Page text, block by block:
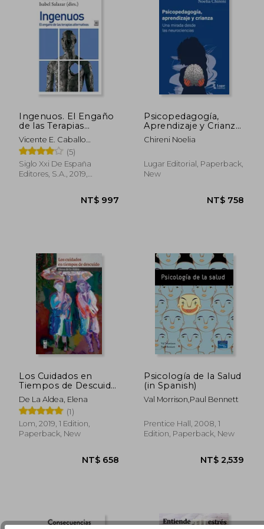
NT$ 1,733
NT$ 1,192 NT$
Ingenuos. El Engaño
de las Terapias
Alternativas: 1270
(Psicología) (in
Spanish)
Vicente E. Caballo
Manrique; Isabel Cristina
Salazar Torres; Isabel C.
Salazar
(5)
Siglo Xxi De España
Editores, S.A., 2019,
Psicopedagogía,
Aprendizaje y Crianza
- una Mirada Desde
las Neurociencias (in
Chireni Noelia
Lugar Editorial, Paperback,
New
Los Cuidados en
Tiempos de Descuido
(in Spanish)
De La Aldea, Elena
(1)
Lom, 2019, 1 Edition,
Paperback, New
Psicología de la Salud
(in Spanish)
Val Morrison,Paul Bennett
Prentice Hall, 2008, 1
Edition, Paperback, New